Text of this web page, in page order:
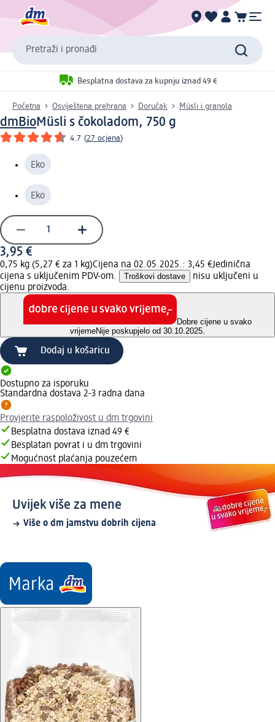
Pretraži i pronađi
Besplatna dostava za kupnju iznad 49 €
Početna Osviještena prehrana Doručak Müsli i granola
dmBioMüsli s čokoladom, 750 g
4.7 (27 ocjena)
Eko
Eko
3,95 €
0,75 kg (5,27 € za 1 kg)Cijena na 02.05.2025.: 3,45 €Jedinična
cijena s uključenim PDV-om.
Troškovi dostave
nisu uključeni u
cijenu proizvoda.
Dobre cijene u svako
vrijemeNije poskupjelo od 30.10.2025.
Dodaj u košaricu
Dostupno za isporuku
Standardna dostava 2-3 radna dana
Provjerite raspoloživost u dm trgovini
Besplatna dostava iznad 49 €
Besplatan povrat i u dm trgovini
Mogućnost plaćanja pouzećem
Uvijek više za mene
Više o dm jamstvu dobrih cijena